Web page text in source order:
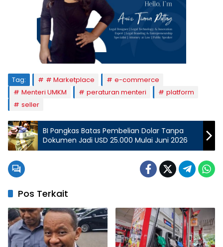
Tag: # Marketplace
e-commerce
Menteri UMKM
peraturan menteri
platform
seller
BI Pangkas Batas Pembelian Dolar Tanpa
Dokumen Jadi USD 25.000 Mulai Juni 2026
Pos Terkait